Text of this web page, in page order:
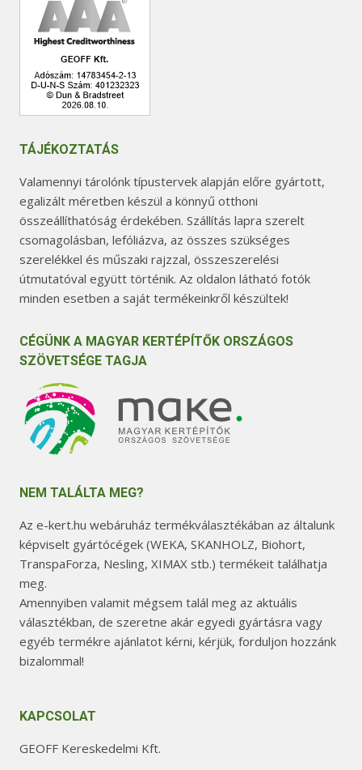
TÁJÉKOZTATÁS
Valamennyi tárolónk típustervek alapján előre gyártott,
egalizált méretben készül a könnyű otthoni
összeállíthatóság érdekében. Szállítás lapra szerelt
csomagolásban, lefóliázva, az összes szükséges
szerelékkel és műszaki rajzzal, összeszerelési
útmutatóval együtt történik. Az oldalon látható fotók
minden esetben a saját termékeinkről készültek!
CÉGÜNK A MAGYAR KERTÉPÍTŐK ORSZÁGOS
SZÖVETSÉGE TAGJA
NEM TALÁLTA MEG?
Az e-kert.hu webáruház termékválasztékában az általunk
képviselt gyártócégek (WEKA, SKANHOLZ, Biohort,
TranspaForza, Nesling, XIMAX stb.) termékeit találhatja
meg.
Amennyiben valamit mégsem talál meg az aktuális
választékban, de szeretne akár egyedi gyártásra vagy
egyéb termékre ajánlatot kérni, kérjük, forduljon hozzánk
bizalommal!
KAPCSOLAT
GEOFF Kereskedelmi Kft.